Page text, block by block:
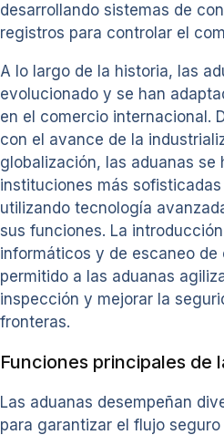
desarrollando sistemas de
registros para controlar el
A lo largo de la historia, las
evolucionado y se han
en el comercio internacional.
con el avance de la
globalización, las aduanas se
instituciones más
utilizando tecnología
sus funciones. La
informáticos y de escaneo de
permitido a las aduanas
inspección y mejorar la
fronteras.
Funciones principales de
Las aduanas desempeñan
para garantizar el flujo